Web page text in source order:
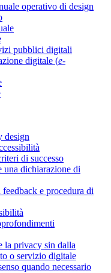
operativo di design
pubblici digitali
digitale (e-
design
di successo
una dichiarazione di
e procedura di
la privacy sin dalla
o servizio digitale
quando necessario